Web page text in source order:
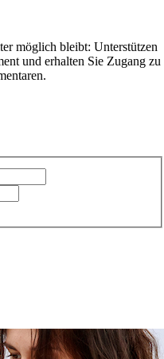
möglich bleibt: Unterstützen
und erhalten Sie Zugang zu